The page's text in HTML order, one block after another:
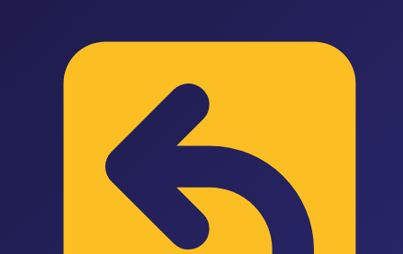
ÖzelliklerEntegrasyonlar
Fiyatlandırma